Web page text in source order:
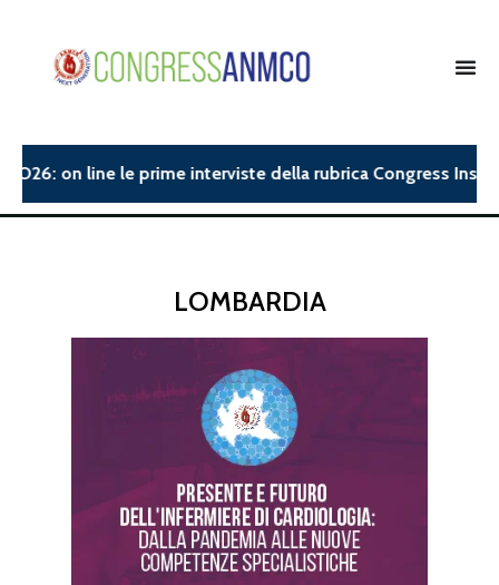
on line le prime interviste della rubrica Congress
LOMBARDIA